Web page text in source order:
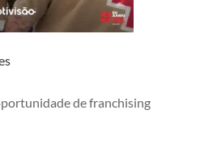
de franchising